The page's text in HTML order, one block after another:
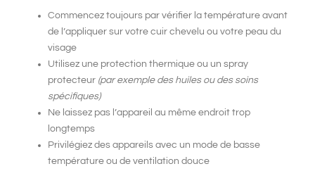
Commencez toujours par vérifier la température avant
de l’appliquer sur votre cuir chevelu ou votre peau du
visage
Utilisez une protection thermique ou un spray
protecteur (par exemple des huiles ou des soins
spécifiques)
Ne laissez pas l’appareil au même endroit trop
longtemps
Privilégiez des appareils avec un mode de basse
température ou de ventilation douce